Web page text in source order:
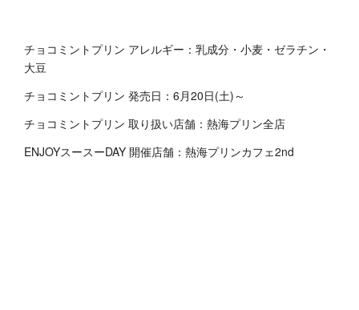
チョコミントプリン アレルギー：乳成分・小麦・ゼラチン・
大豆
チョコミントプリン 発売日：6月20日(土)～
チョコミントプリン 取り扱い店舗：熱海プリン全店
ENJOYスースーDAY 開催店舗：熱海プリンカフェ2nd